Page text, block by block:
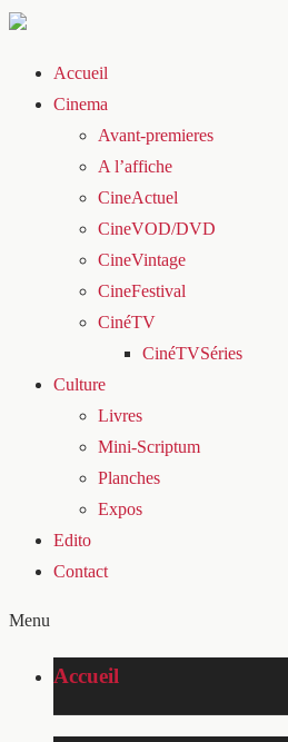
Accueil
Cinema
Avant-premieres
A l’affiche
CineActuel
CineVOD/DVD
CineVintage
CineFestival
CinéTV
CinéTVSéries
Culture
Livres
Mini-Scriptum
Planches
Expos
Edito
Contact
Menu
Accueil